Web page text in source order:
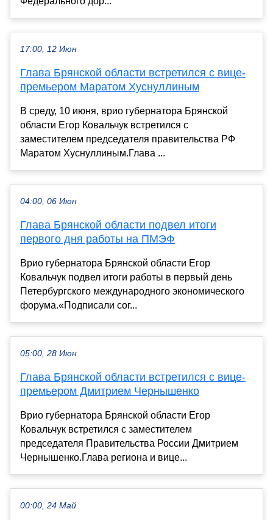
17:00, 12 Июн
Глава Брянской области встретился с вице-
премьером Маратом Хуснуллиным
В среду, 10 июня, врио губернатора Брянской
области Егор Ковальчук встретился с
заместителем председателя правительства РФ
Маратом Хуснуллиным.Глава ...
04:00, 06 Июн
Глава Брянской области подвел итоги
первого дня работы на ПМЭФ
Врио губернатора Брянской области Егор
Ковальчук подвел итоги работы в первый день
Петербургского международного экономического
форума.«Подписали сог...
05:00, 28 Июн
Глава Брянской области встретился с вице-
премьером Дмитрием Чернышенко
Врио губернатора Брянской области Егор
Ковальчук встретился с заместителем
председателя Правительства России Дмитрием
Чернышенко.Глава региона и вице...
00:00, 24 Май